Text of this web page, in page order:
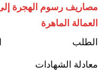
مصاريف رسوم الهجرة
العمالة الماهرة
الطلب
معادلة الشهادات 180-350 دولار